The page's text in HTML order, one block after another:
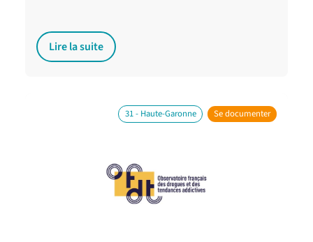
Lire la suite
31 - Haute-Garonne Se documenter